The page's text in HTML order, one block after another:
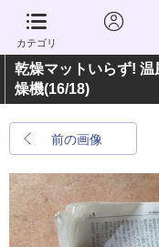
カテゴリ
乾燥マットいらず!
燥機(16/18)
前の画像